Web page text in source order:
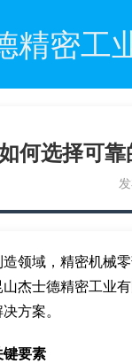
精密工
何选择可
领域，精密机械
杰士德精密工业
方案。
要素